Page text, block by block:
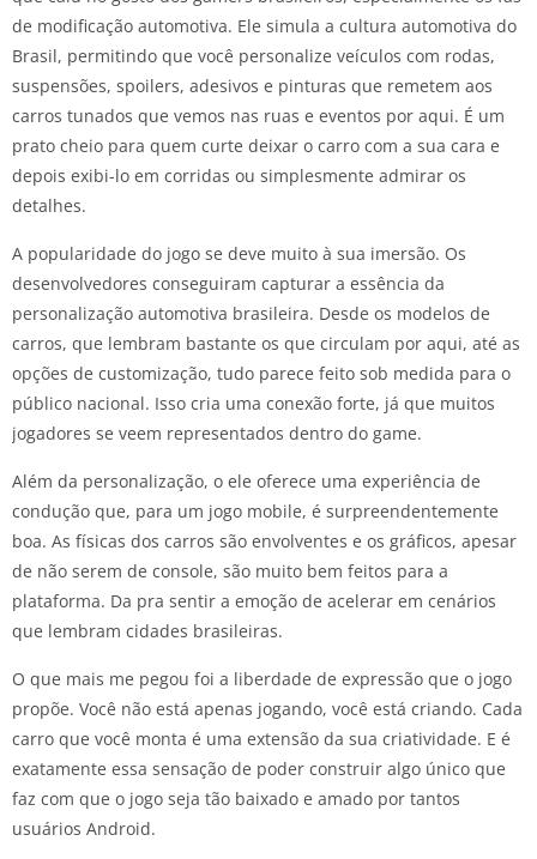
de modificação automotiva. Ele simula a cultura automotiva do
Brasil, permitindo que você personalize veículos com rodas,
suspensões, spoilers, adesivos e pinturas que remetem aos
carros tunados que vemos nas ruas e eventos por aqui. É um
prato cheio para quem curte deixar o carro com a sua cara e
depois exibi-lo em corridas ou simplesmente admirar os
detalhes.
A popularidade do jogo se deve muito à sua imersão. Os
desenvolvedores conseguiram capturar a essência da
personalização automotiva brasileira. Desde os modelos de
carros, que lembram bastante os que circulam por aqui, até as
opções de customização, tudo parece feito sob medida para o
público nacional. Isso cria uma conexão forte, já que muitos
jogadores se veem representados dentro do game.
Além da personalização, o ele oferece uma experiência de
condução que, para um jogo mobile, é surpreendentemente
boa. As físicas dos carros são envolventes e os gráficos, apesar
de não serem de console, são muito bem feitos para a
plataforma. Da pra sentir a emoção de acelerar em cenários
que lembram cidades brasileiras.
O que mais me pegou foi a liberdade de expressão que o jogo
propõe. Você não está apenas jogando, você está criando. Cada
carro que você monta é uma extensão da sua criatividade. E é
exatamente essa sensação de poder construir algo único que
faz com que o jogo seja tão baixado e amado por tantos
usuários Android.